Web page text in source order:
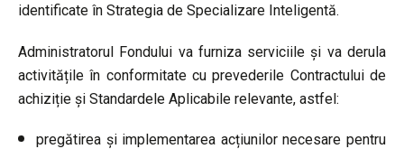
identificate în Strategia de Specializare Inteligentă.
Administratorul Fondului va furniza serviciile și va derula
activitățile în conformitate cu prevederile Contractului de
achiziție și Standardele Aplicabile relevante, astfel:
pregătirea și implementarea acțiunilor necesare pentru